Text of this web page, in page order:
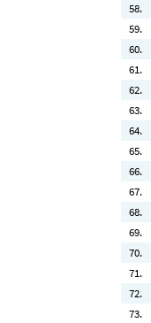
58.
59.
60.
61.
62.
63.
64.
65.
66.
67.
68.
69.
70.
71.
72.
73.